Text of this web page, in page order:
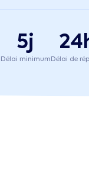
5j
Délai minimum Délai de